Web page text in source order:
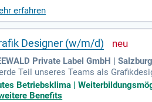
erfahren
Designer (w/m/d)
Private Label GmbH | Salzburg
Teil unseres Teams als
Trage aktiv zur visuellen
Betriebsklima |
Benefits